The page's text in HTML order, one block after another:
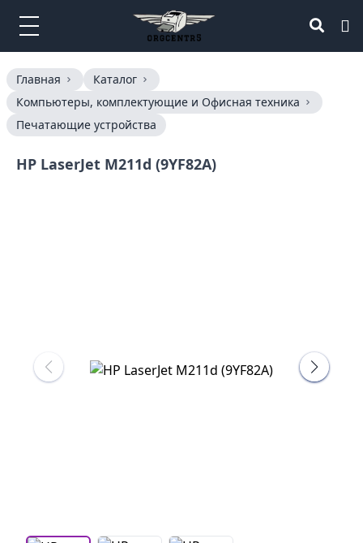
Главная
Каталог
Компьютеры, комплектующие и Офисная техника
Печатающие устройства
HP LaserJet M211d (9YF82A)